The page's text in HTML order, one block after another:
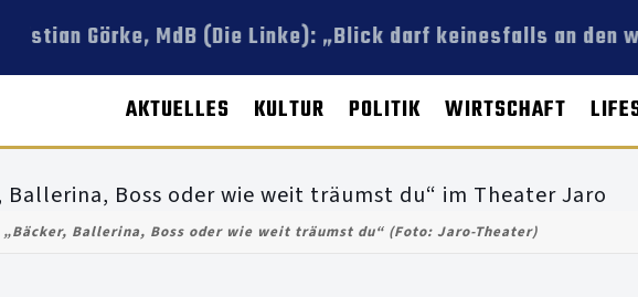
Christian Görke, MdB (Die Linke): „Blick darf keinesfalls an den
AKTUELLES KULTUR POLITIK WIRTSCHAFT
„Bäcker, Ballerina, Boss oder wie weit träumst du“ (Foto: Jaro-Theater)